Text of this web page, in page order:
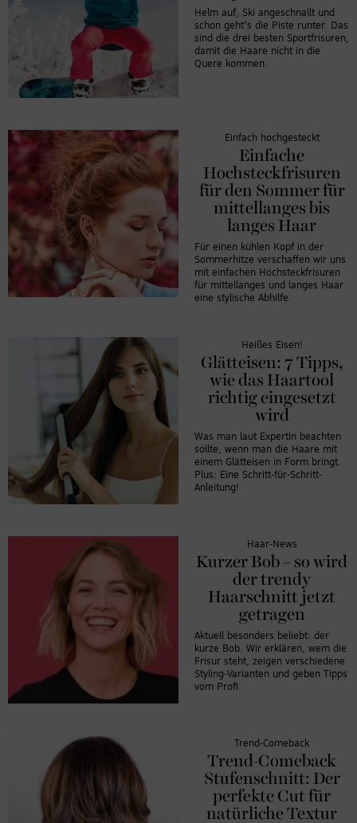
Helm auf, Ski angeschnallt und
schon geht’s die Piste runter. Das
sind die drei besten Sportfrisuren,
damit die Haare nicht in die
Quere kommen.
Einfach hochgesteckt
Einfache
Hochsteckfrisuren
für den Sommer für
mittellanges bis
langes Haar
Für einen kühlen Kopf in der
Sommerhitze verschaffen wir uns
mit einfachen Hochsteckfrisuren
für mittellanges und langes Haar
eine stylische Abhilfe.
Heißes Eisen!
Glätteisen: 7 Tipps,
wie das Haartool
richtig eingesetzt
wird
Was man laut Expertin beachten
sollte, wenn man die Haare mit
einem Glätteisen in Form bringt.
Plus: Eine Schritt-für-Schritt-
Anleitung!
Haar-News
Kurzer Bob – so wird
der trendy
Haarschnitt jetzt
getragen
Aktuell besonders beliebt: der
kurze Bob. Wir erklären, wem die
Frisur steht, zeigen verschiedene
Styling-Varianten und geben Tipps
vom Profi.
Trend-Comeback
Trend-Comeback
Stufenschnitt: Der
perfekte Cut für
natürliche Textur